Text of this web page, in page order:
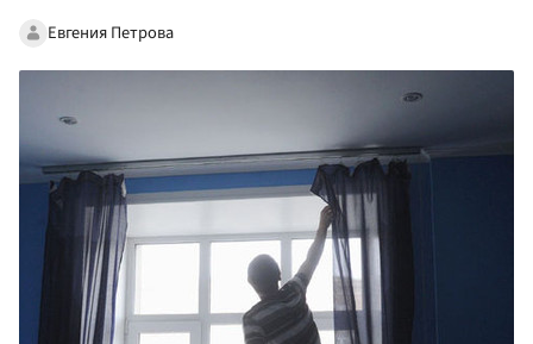
Евгения Петрова